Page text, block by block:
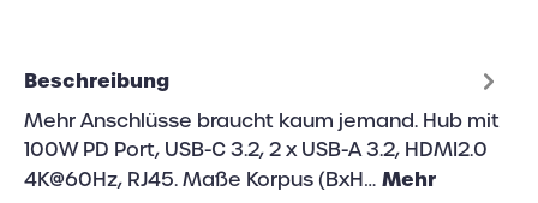
Beschreibung
Mehr Anschlüsse braucht kaum jemand. Hub mit
100W PD Port, USB-C 3.2, 2 x USB-A 3.2, HDMI2.0
4K@60Hz, RJ45. Maße Korpus (BxH… Mehr